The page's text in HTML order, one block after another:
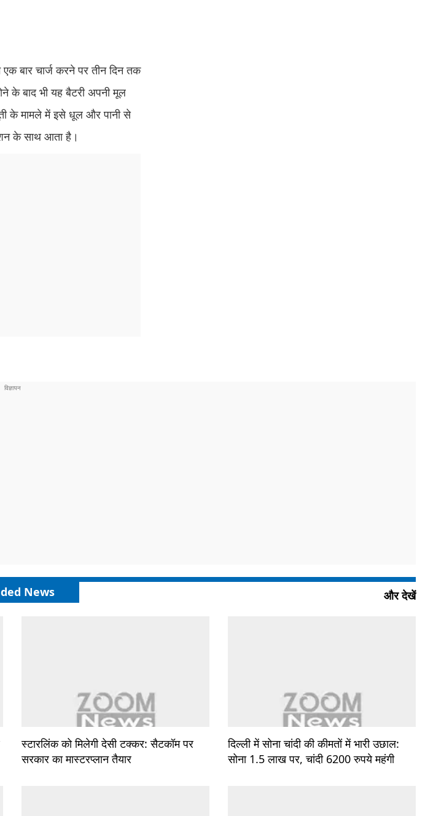
बार चार्ज करने पर तीन दिन तक
के बाद भी यह बैटरी अपनी मूल
के मामले में इसे धूल और पानी से
के साथ आता है।
News और देखें
स्टारलिंक को मिलेगी देसी टक्कर: सैटकॉम पर
सरकार का मास्टरप्लान तैयार
दिल्ली में सोना चांदी की कीमतों में भारी उछाल:
सोना 1.5 लाख पर, चांदी 6200 रुपये महंगी